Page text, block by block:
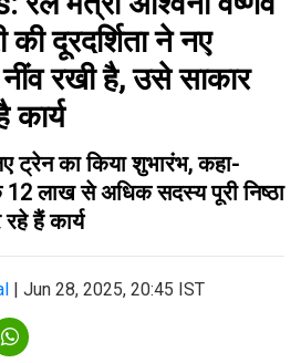
दूरदर्शिता ने नए
रखी है, उसे साकार
कार्य
ट्रेन का किया शुभारंभ, कहा-
12 लाख से अधिक सदस्य पूरी निष्ठा
हैं कार्य
| Jun 28, 2025, 20:45 IST